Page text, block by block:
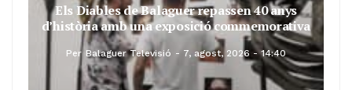
Els Diables de Balaguer repassen 40 anys
d’història amb una exposició commemorativa
Per Balaguer Televisió 7, agost, 2026 - 14:40